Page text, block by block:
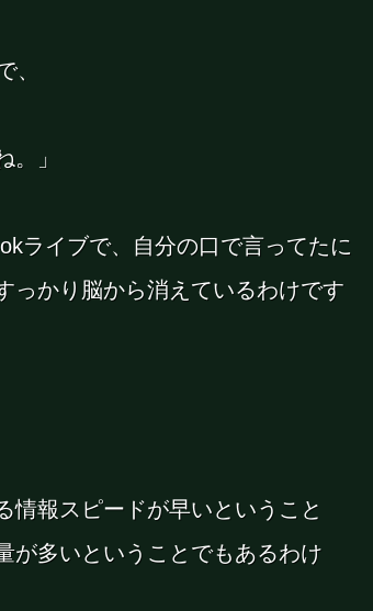
、
。」
ライブで、自分の口で言ってたに
っかり脳から消えているわけです
情報スピードが早いということ
が多いということでもあるわけ